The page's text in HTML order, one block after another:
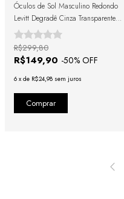
Óculos de Sol Masculino Redondo
Levitt Degradê Cinza Transparente
com Lente Preta
R$149,90 -50% OFF
R$299,80
6 x de R$24,98 sem juros